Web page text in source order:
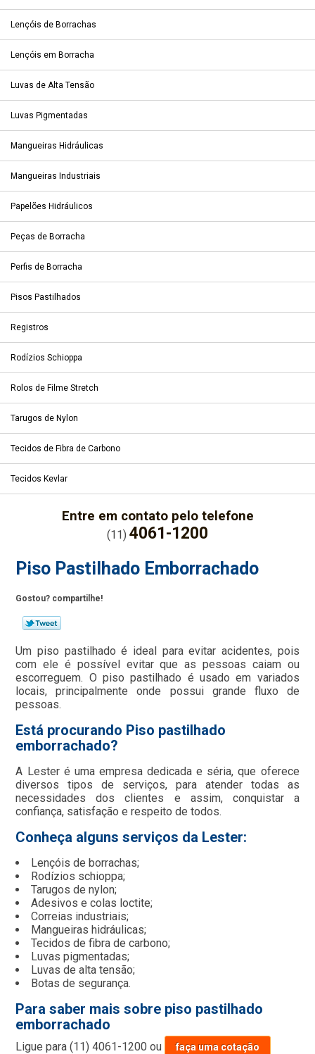
Lençóis de Borrachas
Lençóis em Borracha
Luvas de Alta Tensão
Luvas Pigmentadas
Mangueiras Hidráulicas
Mangueiras Industriais
Papelões Hidráulicos
Peças de Borracha
Perfis de Borracha
Pisos Pastilhados
Registros
Rodízios Schioppa
Rolos de Filme Stretch
Tarugos de Nylon
Tecidos de Fibra de Carbono
Tecidos Kevlar
Entre em contato pelo telefone
(11) 4061-1200
Piso Pastilhado Emborrachado
Gostou? compartilhe!
Um piso pastilhado é ideal para evitar acidentes, pois
com ele é possível evitar que as pessoas caiam ou
escorreguem. O piso pastilhado é usado em variados
locais, principalmente onde possui grande fluxo de
pessoas.
Está procurando Piso pastilhado
emborrachado?
A Lester é uma empresa dedicada e séria, que oferece
diversos tipos de serviços, para atender todas as
necessidades dos clientes e assim, conquistar a
confiança, satisfação e respeito de todos.
Conheça alguns serviços da Lester:
Lençóis de borrachas;
Rodízios schioppa;
Tarugos de nylon;
Adesivos e colas loctite;
Correias industriais;
Mangueiras hidráulicas;
Tecidos de fibra de carbono;
Luvas pigmentadas;
Luvas de alta tensão;
Botas de segurança.
Para saber mais sobre piso pastilhado
emborrachado
Ligue para(11) 4061-1200 ou faça uma cotação